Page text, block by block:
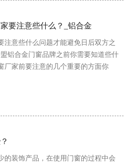
要注意些什么？_铝合金
注意些什么问题才能避免日后双方之
铝合金门窗品牌之前你需要知道些什
厂家前要注意的几个重要的方面你
的装饰产品，在使用门窗的过程中会